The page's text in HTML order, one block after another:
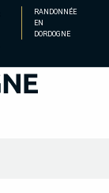
RANDONNÉE
EN
DORDOGNE